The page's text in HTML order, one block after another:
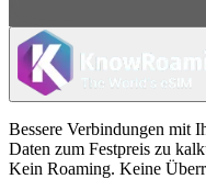
Bessere Verbindungen mit
Daten zum Festpreis zu
Kein Roaming. Keine